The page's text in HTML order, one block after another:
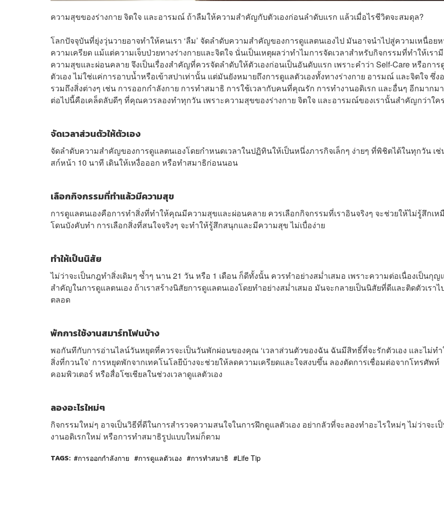
ความสุขของร่างกาย จิตใจ และอารมณ์ ถ้าลืมให้ความสำคัญกับตัวเองก่อนลำดับแรก แล้วเมื่อไรชีวิตจะสมดุล?
โลกปัจจุบันที่ยุ่งวุ่นวายอาจทำให้คนเรา ‘ลืม’ จัดลำดับความสำคัญของการดูแลตนเองไป มันอาจนำไปสู่ความเหนื่อย
ความเครียด แม้แต่ความเจ็บป่วยทางร่างกายและจิตใจ นั่นเป็นเหตุผลว่าทำไมการจัดเวลาสำหรับกิจกรรมที่ทำให้เรามี
ความสุขและผ่อนคลาย จึงเป็นเรื่องสำคัญที่ควรจัดลำดับให้ตัวเองก่อนเป็นอันดับแรก เพราะคำว่า Self-Care หรือการ
ตัวเอง ไม่ใช่แค่การอาบน้ำหรือเข้าสปาเท่านั้น แต่มันยังหมายถึงการดูแลตัวเองทั้งทางร่างกาย อารมณ์ และจิตใจ ซึ่ง
รวมถึงสิ่งต่างๆ เช่น การออกกำลังกาย การทำสมาธิ การใช้เวลากับคนที่คุณรัก การทำงานอดิเรก และอื่นๆ อีกมากม
ต่อไปนี้คือเคล็ดลับดีๆ ที่คุณควรลองทำทุกวัน เพราะความสุขของร่างกาย จิตใจ และอารมณ์ของเรานั้นสำคัญกว่าใ
จัดเวลาส่วนตัวให้ตัวเอง
จัดลำดับความสำคัญของการดูแลตนเองโดยกำหนดเวลาในปฏิทินให้เป็นหนึ่งภารกิจเล็กๆ ง่ายๆ ที่พิชิตได้ในทุกวัน เช่
สก์หน้า 10 นาที เดินให้เหงื่อออก หรือทำสมาธิก่อนนอน
เลือกกิจกรรมที่ทำแล้วมีความสุข
การดูแลตนเองคือการทำสิ่งที่ทำให้คุณมีความสุขและผ่อนคลาย ควรเลือกกิจกรรมที่เราอินจริงๆ จะช่วยให้ไม่รู้สึกเห
โดนบังคับทำ การเลือกสิ่งที่สนใจจริงๆ จะทำให้รู้สึกสนุกและมีความสุข ไม่เบื่อง่าย
ทำให้เป็นนิสัย
ไม่ว่าจะเป็นกฎทำสิ่งเดิมๆ ซ้ำๆ นาน 21 วัน หรือ 1 เดือน ก็ดีทั้งนั้น ควรทำอย่างสม่ำเสมอ เพราะความต่อเนื่องเป็นกุญ
สำคัญในการดูแลตนเอง ถ้าเราสร้างนิสัยการดูแลตนเองโดยทำอย่างสม่ำเสมอ มันจะกลายเป็นนิสัยที่ดีและติดตัวเราไ
ตลอด
พักการใช้งานสมาร์ทโฟนบ้าง
พอกันทีกับการอ่านไลน์วันหยุดที่ควรจะเป็นวันพักผ่อนของคุณ ‘เวลาส่วนตัวของฉัน ฉันมีสิทธิ์ที่จะรักตัวเอง และไม่ท
สิ่งที่กวนใจ’ การหยุดพักจากเทคโนโลยีบ้างจะช่วยให้ลดความเครียดและใจสงบขึ้น ลองตัดการเชื่อมต่อจากโทรศัพท์
คอมพิวเตอร์ หรือสื่อโซเชียลในช่วงเวลาดูแลตัวเอง
ลองอะไรใหม่ๆ
กิจกรรมใหม่ๆ อาจเป็นวิธีที่ดีในการสำรวจความสนใจในการฝึกดูแลตัวเอง อย่ากลัวที่จะลองทำอะไรใหม่ๆ ไม่ว่าจะเ
งานอดิเรกใหม่ หรือการทำสมาธิรูปแบบใหม่ก็ตาม
TAGS: การออกกำลังกาย การดูแลตัวเอง การทำสมาธิ Life Tip